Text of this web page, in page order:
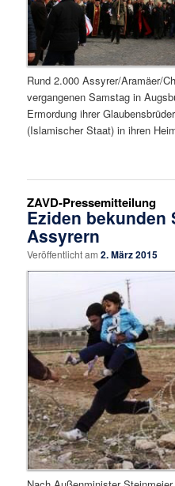
Rund 2.000 Assyrer/Aramäer/
vergangenen Samstag in
Ermordung ihrer
(Islamischer Staat) in ihren
ZAVD-Pressemitteilung
Eziden
Assyrern
Veröffentlicht am2. März 2015